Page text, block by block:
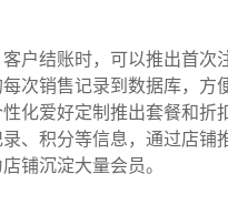
客户结账时，可以推出首
次销售记录到数据库，方
化爱好定制推出套餐和折
、积分等信息，通过店铺
铺沉淀大量会员。